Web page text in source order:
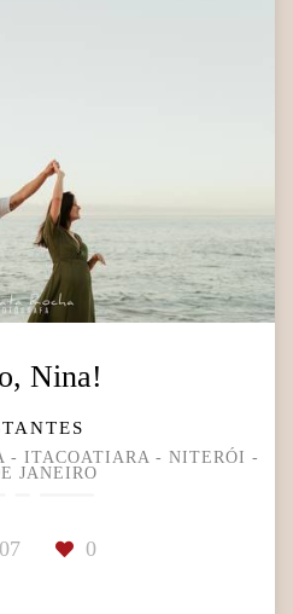
Nina!
- ITACOATIARA - NITERÓI -
JANEIRO
0